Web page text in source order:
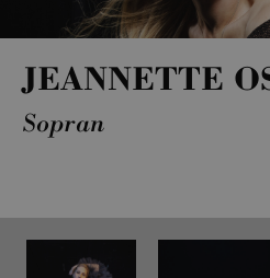
JEANNETTE
Sopran